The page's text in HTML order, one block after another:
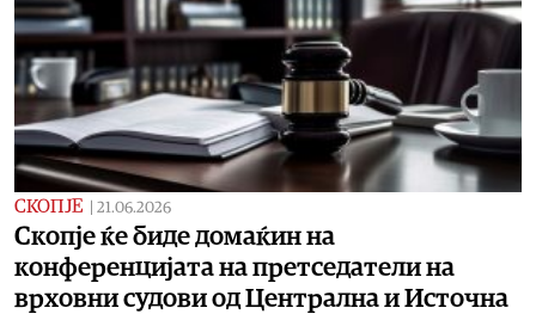
СКОПЈЕ 21.06.2026
Скопје ќе биде домаќин на
конференцијата на претседатели на
врховни судови од Централна и Источна